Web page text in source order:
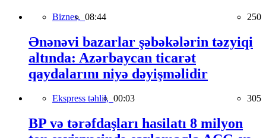
Biznes, 08:44 250
Ənənəvi bazarlar şəbəkələrin təzyiqi
altında: Azərbaycan ticarət
qaydalarını niyə dəyişməlidir
Ekspress təhlil, 00:03 305
BP və tərəfdaşları hasilatı 8 milyon